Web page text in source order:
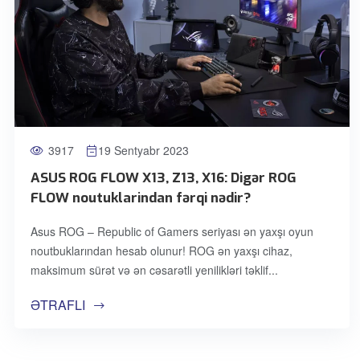
3917 19 Sentyabr 2023
ASUS ROG FLOW X13, Z13, X16: Digər ROG
FLOW noutuklarindan fərqi nədir?
Asus ROG – Republic of Gamers seriyası ən yaxşı oyun
noutbuklarından hesab olunur! ROG ən yaxşı cihaz,
maksimum sürət və ən cəsarətli yenilikləri təklif
ƏTRAFLI